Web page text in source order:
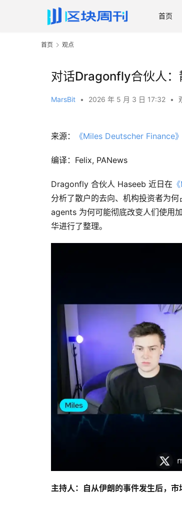
首页
首页 观点
对话Dragonfly合伙人：
MarsBit • 2026 年 5 月 3 日 17:32 •
来源： 《Miles Deutscher Finance
编译：Felix, PANews
Dragonfly 合伙人 Haseeb 近日在
分析了散户的去向、机构投资者为
agents 为何可能彻底改变人们使用
华进行了整理。
主持人：自从伊朗的事件发生后，